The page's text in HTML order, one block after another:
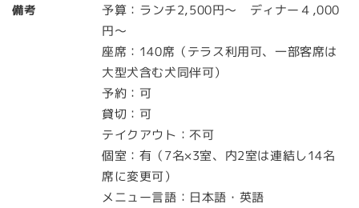
備考 予算：ランチ2,500円～ ディナー４,000
円～
座席：140席（テラス利用可、一部客席は
大型犬含む犬同伴可）
予約：可
貸切：可
テイクアウト：不可
個室：有（7名×3室、内2室は連結し14名
席に変更可）
メニュー言語：日本語・英語